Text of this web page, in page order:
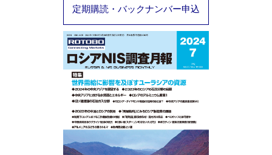
定期購読・バックナンバー申込